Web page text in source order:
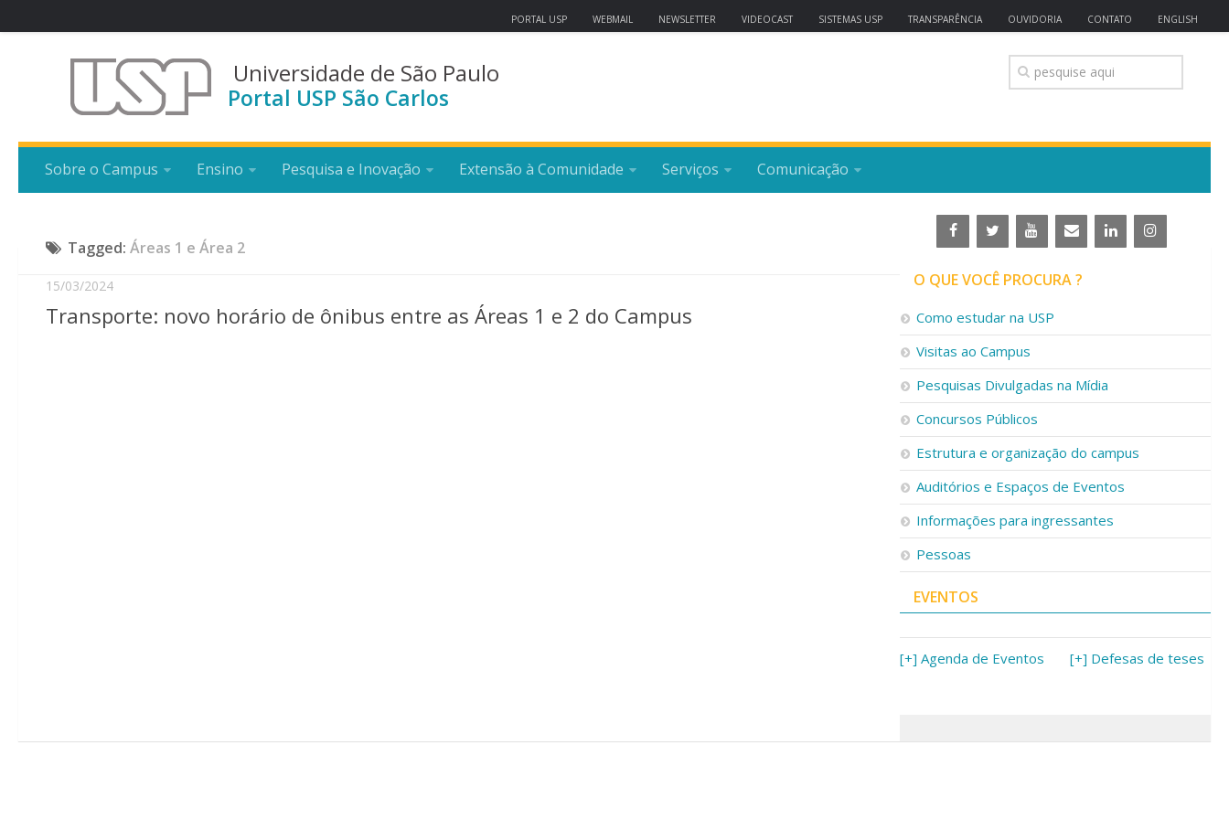
PORTAL USP WEBMAIL NEWSLETTER VIDEOCAST SISTEMAS USP TRANSPARÊNCIA OUVIDORIA CONTATO ENGLISH
Universidade de São Paulo
Portal USP São Carlos
Sobre o Campus Ensino Pesquisa e Inovação Extensão à Comunidade Serviços Comunicação
Tagged: Áreas 1 e Área 2
15/03/2024
Transporte: novo horário de ônibus entre as Áreas 1 e 2 do Campus
O QUE VOCÊ PROCURA ?
Como estudar na USP
Visitas ao Campus
Pesquisas Divulgadas na Mídia
Concursos Públicos
Estrutura e organização do campus
Auditórios e Espaços de Eventos
Informações para ingressantes
Pessoas
EVENTOS
[+] Agenda de Eventos [+] Defesas de teses